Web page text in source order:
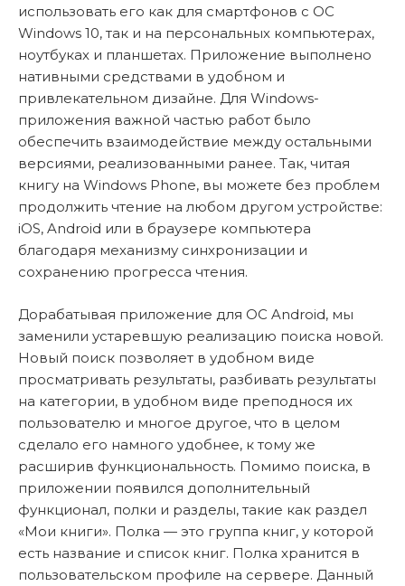
использовать его как для смартфонов с ОС
Windows 10, так и на персональных компьютерах,
ноутбуках и планшетах. Приложение выполнено
нативными средствами в удобном и
привлекательном дизайне. Для Windows-
приложения важной частью работ было
обеспечить взаимодействие между остальными
версиями, реализованными ранее. Так, читая
книгу на Windows Phone, вы можете без проблем
продолжить чтение на любом другом устройстве:
iOS, Android или в браузере компьютера
благодаря механизму синхронизации и
сохранению прогресса чтения.
Дорабатывая приложение для ОС Android, мы
заменили устаревшую реализацию поиска новой.
Новый поиск позволяет в удобном виде
просматривать результаты, разбивать результаты
на категории, в удобном виде преподнося их
пользователю и многое другое, что в целом
сделало его намного удобнее, к тому же
расширив функциональность. Помимо поиска, в
приложении появился дополнительный
функционал, полки и разделы, такие как раздел
«Мои книги». Полка — это группа книг, у которой
есть название и список книг. Полка хранится в
пользовательском профиле на сервере. Данный